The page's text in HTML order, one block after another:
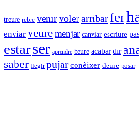
treure rebre venirvolerarribarfer
enviar veuremenjar canviar escriure
estarser aprendre beure acabar dir
saber llegir pujar conèixer deure posar